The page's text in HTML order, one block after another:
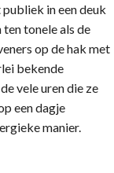
in een deuk
ten tonele als de
op de hak met
bekende
vele uren die ze
een dagje
manier.